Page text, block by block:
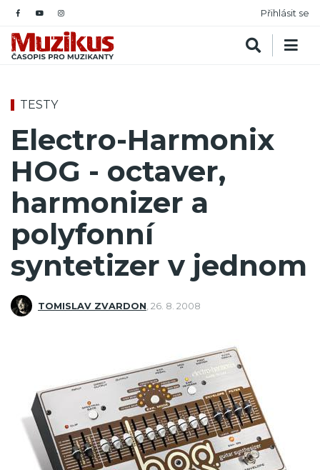
Přihlásit se
TESTY
Electro-Harmonix
HOG - octaver,
harmonizer a
polyfonní
syntetizer v jednom
TOMISLAV ZVARDON 26. 8. 2008